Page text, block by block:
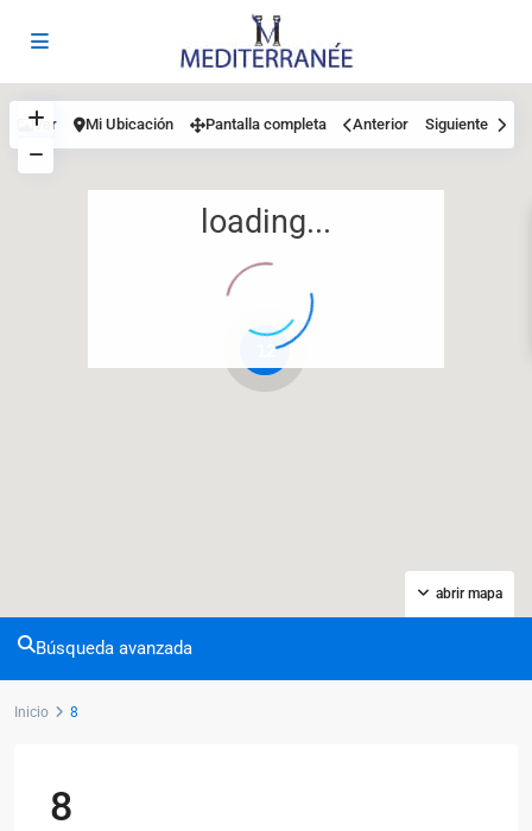
12
loading...
abrir mapa
Ver Mi Ubicación Pantalla completa Anterior Siguiente
Búsqueda avanzada
Inicio 8
8